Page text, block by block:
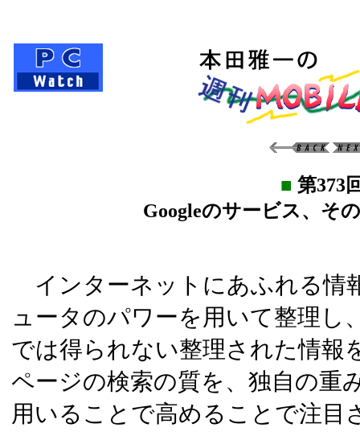
■ 第373
Googleのサービス、そ
インターネットにあふれる情
ュータのパワーを用いて整理し
では得られない整理された情報
ページの検索の質を、独自の重
用いることで高めることで注目